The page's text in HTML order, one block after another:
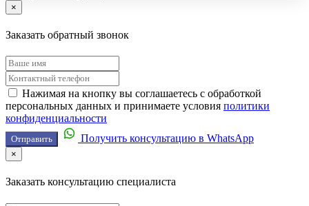
×
Заказать обратный звонок
Нажимая на кнопку вы соглашаетесь с обработкой
персональных данных и принимаете условия политики
конфиденциальности
Отправить Получить консультацию в WhatsApp
×
Заказать консультацию специалиста